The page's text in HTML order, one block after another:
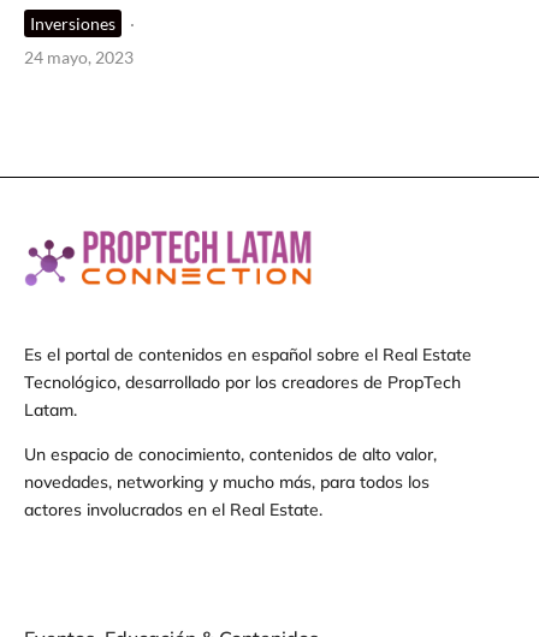
Inversiones
·
24 mayo, 2023
Es el portal de contenidos en español sobre el Real Estate
Tecnológico, desarrollado por los creadores de PropTech
Latam.
Un espacio de conocimiento, contenidos de alto valor,
novedades, networking y mucho más, para todos los
actores involucrados en el Real Estate.